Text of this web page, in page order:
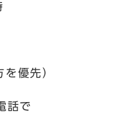
優先）
話で